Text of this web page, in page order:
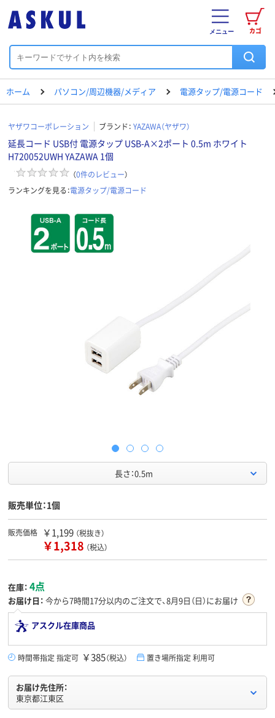
カゴ
メニュー
ホーム パソコン/周辺機器/メディア 電源タップ/電源コード
ヤザワコーポレーション ブランド： YAZAWA（ヤザワ）
延長コード USB付 電源タップ USB-A×2ポート 0.5m ホワイト
H720052UWH YAZAWA 1個
（0件のレビュー）
ランキングを見る：電源タップ/電源コード
長さ：0.5m
販売単位：1個
販売価格 ￥1,199 （税抜き）
￥1,318 （税込）
在庫： 4点
お届け日： 今から7時間17分以内のご注文で、8月9日（日）にお届け
アスクル在庫商品
時間帯指定 指定可 ￥385（税込） 置き場所指定 利用可
お届け先住所：
東京都江東区